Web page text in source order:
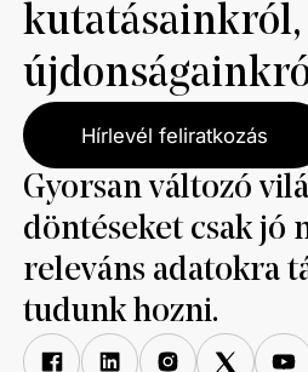
kutatásainkról,
Hírlevél feliratkozás
Gyorsan változó
döntéseket csak jó
releváns adatokra
tudunk hozni.